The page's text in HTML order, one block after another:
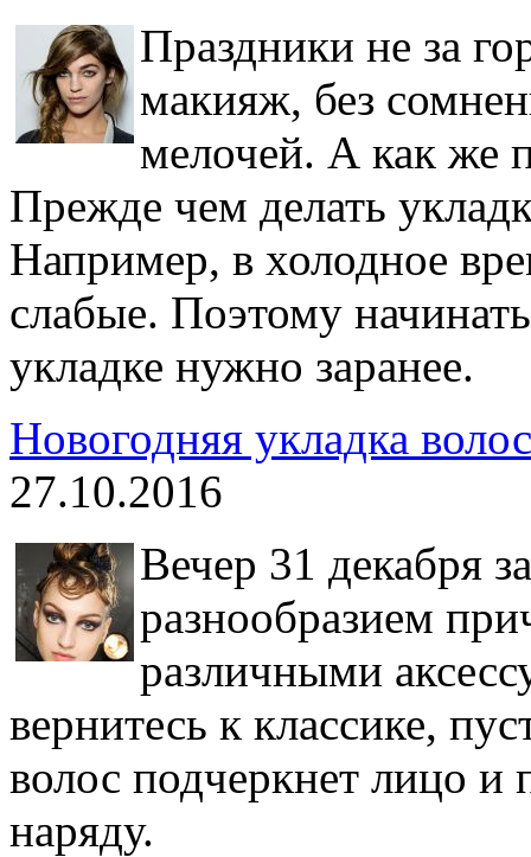
Праздники не за
макияж, без
мелочей. А как же
Прежде чем делать
Например, в холодное
слабые. Поэтому
укладке нужно заранее.
Новогодняя укладка
27.10.2016
Вечер 31 декабря
разнообразием
различными
вернитесь к классике,
волос подчеркнет лицо и
наряду.